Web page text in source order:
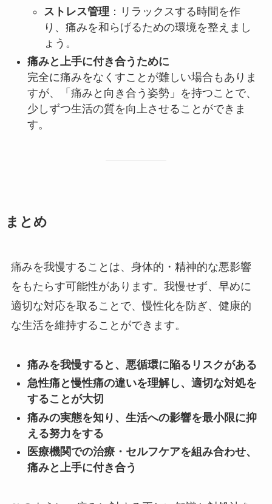
ストレス管理 ：リラックスする時間を作
り、痛みを和らげるための環境を整えまし
ょう。
痛みと上手に付き合うために
完全に痛みをなくすことが難しい場合もありま
すが、「痛みと向き合う姿勢」を持つことで、
少しずつ生活の質を向上させることができま
す。
まとめ
痛みを我慢することは、身体的・精神的な悪影響
をもたらす可能性があります。我慢せず、早めに
適切な対応を取ることで、慢性化を防ぎ、健康的
な生活を維持することができます。
痛みを我慢すると、悪循環に陥るリスクがある
急性痛と慢性痛の違いを理解し、適切な対処を
することが大切
痛みの実態を知り、生活への影響を最小限に抑
える努力をする
医療機関での治療・セルフケアを組み合わせ、
痛みと上手に付き合う